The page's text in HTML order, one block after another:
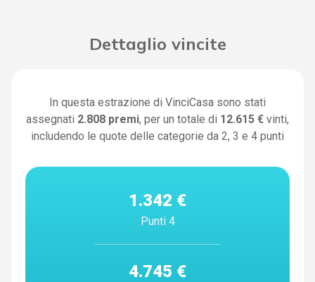
Dettaglio vincite
In questa estrazione di VinciCasa sono stati
assegnati 2.808 premi, per un totale di 12.615 € vinti,
includendo le quote delle categorie da 2, 3 e 4 punti
1.342 €
Punti 4
4.745 €